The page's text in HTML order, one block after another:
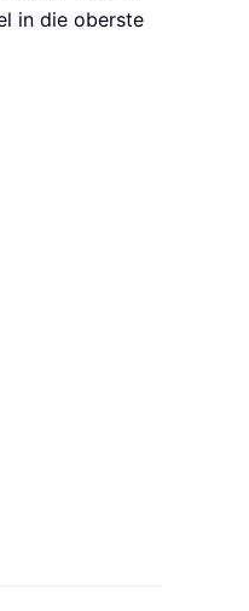
in die oberste